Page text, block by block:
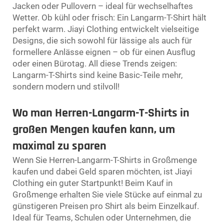
Jacken oder Pullovern – ideal für wechselhaftes
Wetter. Ob kühl oder frisch: Ein Langarm-T-Shirt hält
perfekt warm. Jiayi Clothing entwickelt vielseitige
Designs, die sich sowohl für lässige als auch für
formellere Anlässe eignen – ob für einen Ausflug
oder einen Bürotag. All diese Trends zeigen:
Langarm-T-Shirts sind keine Basic-Teile mehr,
sondern modern und stilvoll!
Wo man Herren-Langarm-T-Shirts in
großen Mengen kaufen kann, um
maximal zu sparen
Wenn Sie Herren-Langarm-T-Shirts in Großmenge
kaufen und dabei Geld sparen möchten, ist Jiayi
Clothing ein guter Startpunkt! Beim Kauf in
Großmenge erhalten Sie viele Stücke auf einmal zu
günstigeren Preisen pro Shirt als beim Einzelkauf.
Ideal für Teams, Schulen oder Unternehmen, die